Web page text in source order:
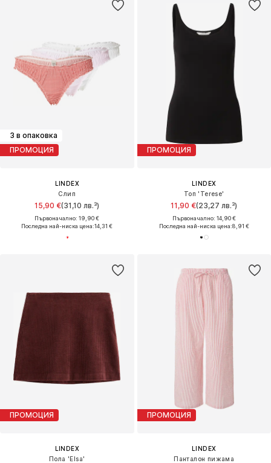
3 в опаковка
ПРОМОЦИЯ
LINDEX
Слип
15,90 €(31,10 лв.³)
Първоначално: 19,90 €
Последна най-ниска цена:14,31 €
ПРОМОЦИЯ
LINDEX
Топ 'Terese'
11,90 €(23,27 лв.³)
Първоначално: 14,90 €
Последна най-ниска цена:8,91 €
ПРОМОЦИЯ
LINDEX
Пола 'Elsa'
ПРОМОЦИЯ
LINDEX
Панталон пижама